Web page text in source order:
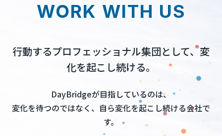
WORK WITH US
行動するプロフェッショナル集団として、変
化を起こし続ける。
DayBridgeが目指しているのは、
変化を待つのではなく、自ら変化を起こし続ける会社で
す。